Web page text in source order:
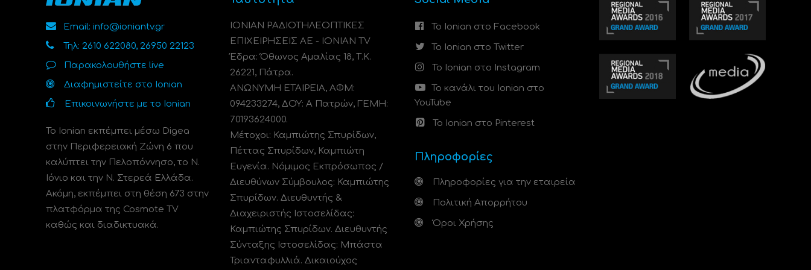
Email: info@ioniantv.gr
Τηλ: 2610 622080, 26950 22123
Παρακολουθήστε live
Διαφημιστείτε στο Ionian
Επικοινωνήστε με το Ionian
Το Ionian εκπέμπει μέσω Digea
στην Περιφερειακή Ζώνη 6 που
καλύπτει την Πελοπόννησο, το N.
Ιόνιο και την Ν. Στερεά Ελλάδα.
Ακόμη, εκπέμπει στη θέση 673 στην
πλατφόρμα της Cosmote TV
καθώς και διαδικτυακά.
ΙΟΝΙΑΝ ΡΑΔΙΟΤΗΛΕΟΠΤΙΚΕΣ
ΕΠΙΧΕΙΡΗΣΕΙΣ ΑΕ - IONIAN TV
Έδρα: Όθωνος Αμαλίας 18, Τ.Κ.
26221, Πάτρα.
ΑΝΩΝΥΜΗ ΕΤΑΙΡΕΙΑ, ΑΦΜ:
094233274, ΔΟΥ: A Πατρών, ΓΕΜΗ:
70193624000.
Μέτοχοι: Καμπιώτης Σπυρίδων,
Πέττας Σπυρίδων, Καμπιώτη
Ευγενία. Νόμιμος Εκπρόσωπος /
Διευθύνων Σύμβουλος: Καμπιώτης
Σπυρίδων. Διευθυντής &
Διαχειριστής Ιστοσελίδας:
Καμπιώτης Σπυρίδων. Διευθυντής
Σύνταξης Ιστοσελίδας: Μπάστα
Τριανταφυλλιά. Δικαιούχος
Το Ionian στο Facebook
Το Ionian στο Twitter
Το Ionian στο Instagram
Το κανάλι του Ionian στο
YouTube
Το Ionian στο Pinterest
Πληροφορίες
Πληροφορίες για την εταιρεία
Πολιτική Απορρήτου
Όροι Χρήσης